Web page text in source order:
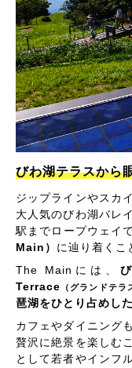
びわ湖テラスから
ジップラインやスカ
大人気のびわ湖バレ
駅までロープウェイ
Main） に辿り着くこ
The Mainには、
Terrace （グランドテラ
琶湖をひとり占めし
カフェやダイニング
贅沢に絶景を楽しむ
として若者やインフ